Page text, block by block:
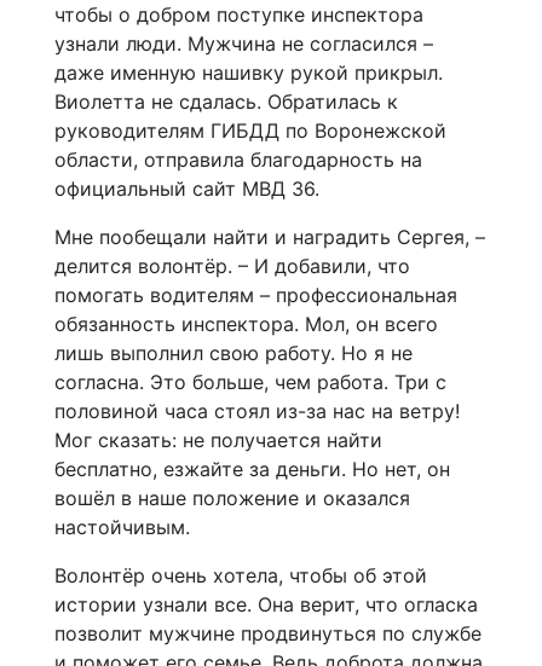
чтобы о добром поступке инспектора
узнали люди. Мужчина не согласился –
даже именную нашивку рукой прикрыл.
Виолетта не сдалась. Обратилась к
руководителям ГИБДД по Воронежской
области, отправила благодарность на
официальный сайт МВД 36.
Мне пообещали найти и наградить Сергея, –
делится волонтёр. – И добавили, что
помогать водителям – профессиональная
обязанность инспектора. Мол, он всего
лишь выполнил свою работу. Но я не
согласна. Это больше, чем работа. Три с
половиной часа стоял из-за нас на ветру!
Мог сказать: не получается найти
бесплатно, езжайте за деньги. Но нет, он
вошёл в наше положение и оказался
настойчивым.
Волонтёр очень хотела, чтобы об этой
истории узнали все. Она верит, что огласка
позволит мужчине продвинуться по службе